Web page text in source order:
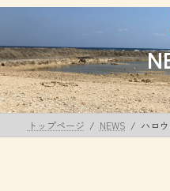
ス
プ
ン
動
トップページ NEWS ハロ